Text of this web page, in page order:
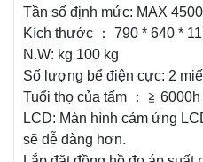
Tần số định mức: MAX
Kích thước ： 790 * 640 *
N.W: kg 100 kg
Số lượng bể điện cực: 2
Tuổi thọ của tấm ： ≧ 6000h
LCD: Màn hình cảm ứng
sẽ dễ dàng hơn.